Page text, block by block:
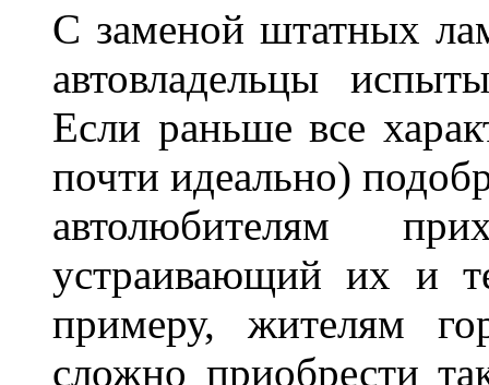
С заменой штатных
автовладельцы
Если раньше все
почти идеально)
автолюбителям
устраивающий их и
примеру, жителям
сложно приобрести